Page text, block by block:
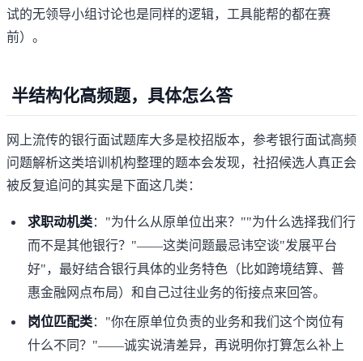
试的无领导小组讨论也是同样的逻辑，工具能帮的都在赛
前）。
半结构化高频题，具体怎么答
网上流传的银行面试题库大多是校招版本，参考银行面试高频
问题解析这类培训机构整理的题本会发现，社招候选人真正会
被反复追问的其实是下面这几类：
求职动机类："为什么从原单位出来？""为什么选择我们行
而不是其他银行？"——这类问题最忌讳空谈"发展平台
好"，最好结合银行具体的业务特色（比如跨境结算、普
惠金融网点布局）和自己过往业务的衔接点来回答。
岗位匹配类："你在原单位负责的业务和我们这个岗位有
什么不同？"——诚实说清差异，再说明你打算怎么补上